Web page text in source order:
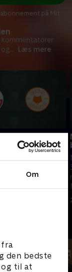
Om
fra
den bedste
og til at
kommentatorer
... Læs mere
på Mit
i den tredje og